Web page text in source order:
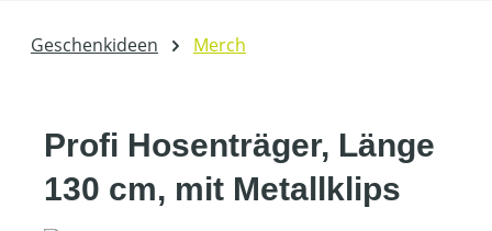
Geschenkideen Merch
Profi Hosenträger, Länge
130 cm, mit Metallklips